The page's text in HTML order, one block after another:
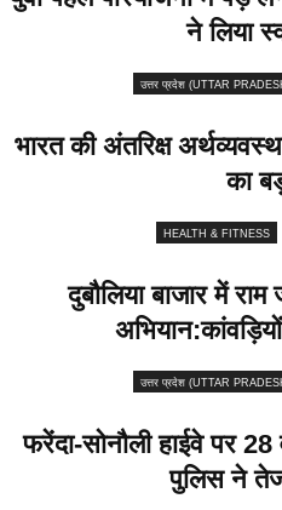
ने लिया
उत्तर प्रदेश (UTTAR
भारत की अंतरिक्ष
का
HEALTH & FITNESS
दुबौलिया बाजार में
उत्तर प्रदेश (UTTAR
फरेंदा-सोनौली हाईवे पर 28
पुलिस ने